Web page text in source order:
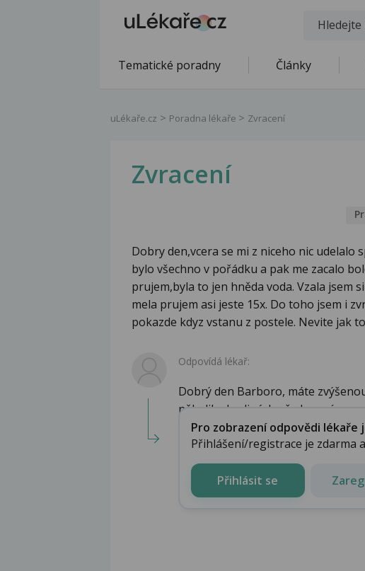
Tematické poradny Články
uLékaře.cz Poradna lékaře Zvracení
Zvracení
Dobry den,vcera se mi z niceho nic udelalo
bylo všechno v pořádku a pak me zacalo
prujem,byla to jen hněda voda. Vzala jsem
mela prujem asi jeste 15x. Do toho jsem i
pokazde kdyz vstanu z postele. Nevite jak
Odpovídá lékař:
Dobrý den Barboro, máte
několika hodinách před prvním...
Pro zobrazení odpovědi
Přihlášení/registrace je zdarma
Přihlásit se